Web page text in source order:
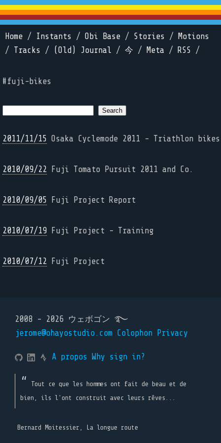
Home / Instants / Obi Base / Stories /
Motions
/ Tracks / (Old) Journal / 今 / Meta / RSS /
#fuji-bikes
2011/11/15 Osaka Cyclemode 2011 - Triathlon bikes
2010/09/22 Fuji Tomato Pursuit 2011 and Co.
2010/09/05 Fuji Project Report
2010/07/19 Fuji Project - Training
2010/07/12 Fuji Project
2008 - 2026 ウェボゴン ࿐
jerome@ohayostudio.com Colophon Privacy
A propos Why sign in?
Tout ce que les hommes ont fait de beau et de
bien, ils l'ont construit avec leurs rêves...
Bernard Moitessier, La longue route